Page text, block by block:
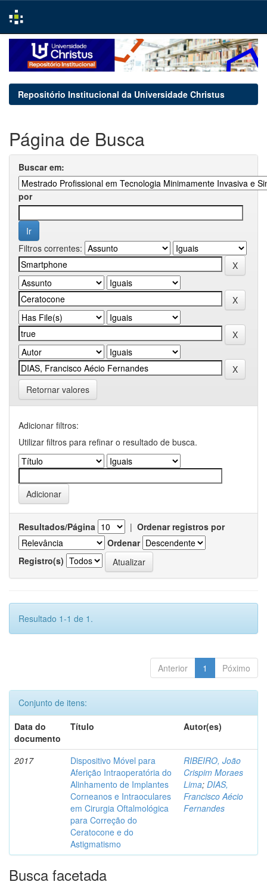
navigation
Repositório Institucional da Universidade Christus
Página de Busca
Buscar em:
por
Filtros correntes:
Retornar valores
Adicionar filtros:
Utilizar filtros para refinar o resultado de busca.
Resultados/Página | Ordenar registros por
Ordenar
Registro(s)
Resultado 1-1 de 1.
Anterior 1 Póximo
Conjunto de itens:
Data do
documento
Título Autor(es)
2017
Dispositivo Móvel para
Aferição Intraoperatória do
Alinhamento de Implantes
Corneanos e Intraoculares
em Cirurgia Oftalmológica
para Correção do
Ceratocone e do
Astigmatismo
RIBEIRO, João
Crispim Moraes
Lima; DIAS,
Francisco Aécio
Fernandes
Busca facetada